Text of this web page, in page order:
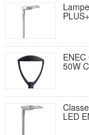
avec
50W
LED